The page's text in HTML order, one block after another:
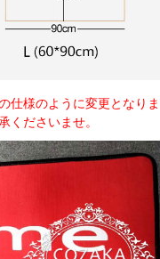
仕様のように変更となりま
くださいませ。